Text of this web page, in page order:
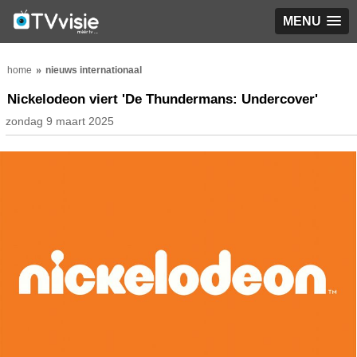
MENU
home nieuws internationaal
Nickelodeon viert 'De Thundermans: Undercover'
zondag 9 maart 2025